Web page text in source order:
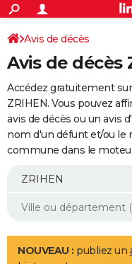
ACTUALITÉS
Politique
Société
Faits Divers
Education
Monde
Villes
+
SPORT
Coupe du monde 2026
Football
Tennis
Cyclisme
Rugby
Forum
Programme TV
TNT
Streaming
Cinéma
Sorties cinéma
Musique
+
FINANCE
Retraite
Epargne
Immobilier
Risques naturels par ville
Banque
Assurance
AUTO
Essais
Réserver un essai
Citadines
Berlines
SUV
Forum auto
+
Mobiles
Meilleur smartphone
Internet
Ordinateurs
Jeux vidéo
Guide high-tech
Aménagement intérieur
LIFESTYLE
Avis de décès
Avis de décès
Accédez gratuitement
ZRIHEN. Vous pouvez
avis de décès ou un avis
nom d'un défunt et/ou le
commune dans le
NOUVEAU : publiez un